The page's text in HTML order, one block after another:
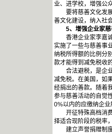
业、进学校，增强公
要将慈善文化发展
善文化建设，纳入社
5、增强企业家
香港企业家李嘉诚
实施了一些与慈善事
纳税所得额的比例分
款才能得到减免税收
合法避税，是企业
减免税。在美国，如
经捐出的善款。随着
参与慈善活动的自觉
0%以内的应缴纳企业
开征特殊高档消费
择适合现阶段的税率
建立声誉捐赠制度